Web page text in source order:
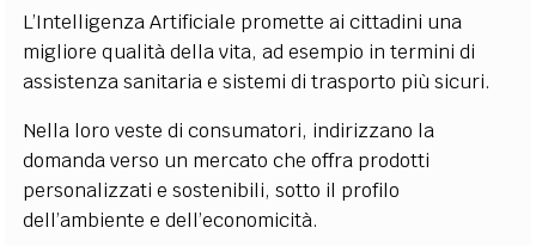
L’Intelligenza Artificiale promette ai cittadini una
migliore qualità della vita, ad esempio in termini di
assistenza sanitaria e sistemi di trasporto più sicuri.
Nella loro veste di consumatori, indirizzano la
domanda verso un mercato che offra prodotti
personalizzati e sostenibili, sotto il profilo
dell’ambiente e dell’economicità.